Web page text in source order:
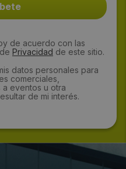
de acuerdo con las
Privacidad de este sitio.
datos personales para
comerciales,
eventos u otra
de mi interés.